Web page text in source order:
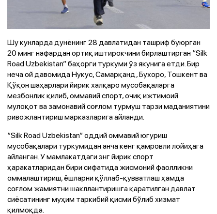
Шу кунларда дунёнинг 28 давлатидан ташриф буюрган
20 минг нафардан ортиқ иштирокчини бирлаштирган “Silk
Road Uzbekistan” баҳорги туркуми ўз якунига етди. Бир
неча ой давомида Нукус, Самарқанд, Бухоро, Тошкент ва
Қўқон шаҳарлари йирик халқаро мусобақаларга
мезбонлик қилиб, оммавий спорт, очиқ ижтимоий
мулоқот ва замонавий соғлом турмуш тарзи маданиятини
ривожлантириш марказларига айланди.
“Silk Road Uzbekistan” оддий оммавий югуриш
мусобақалари туркумидан анча кенг қамровли лойиҳага
айланган. У мамлакатдаги энг йирик спорт
ҳаракатларидан бири сифатида жисмоний фаолликни
оммалаштириш, ёшларни қўллаб-қувватлаш ҳамда
соғлом жамиятни шакллантиришга қаратилган давлат
сиёсатининг муҳим таркибий қисми бўлиб хизмат
қилмоқда.